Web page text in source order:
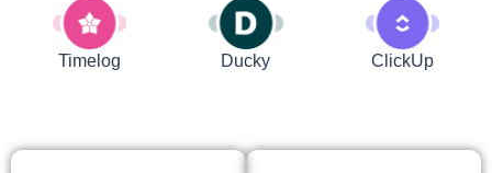
Timelog Ducky ClickUp